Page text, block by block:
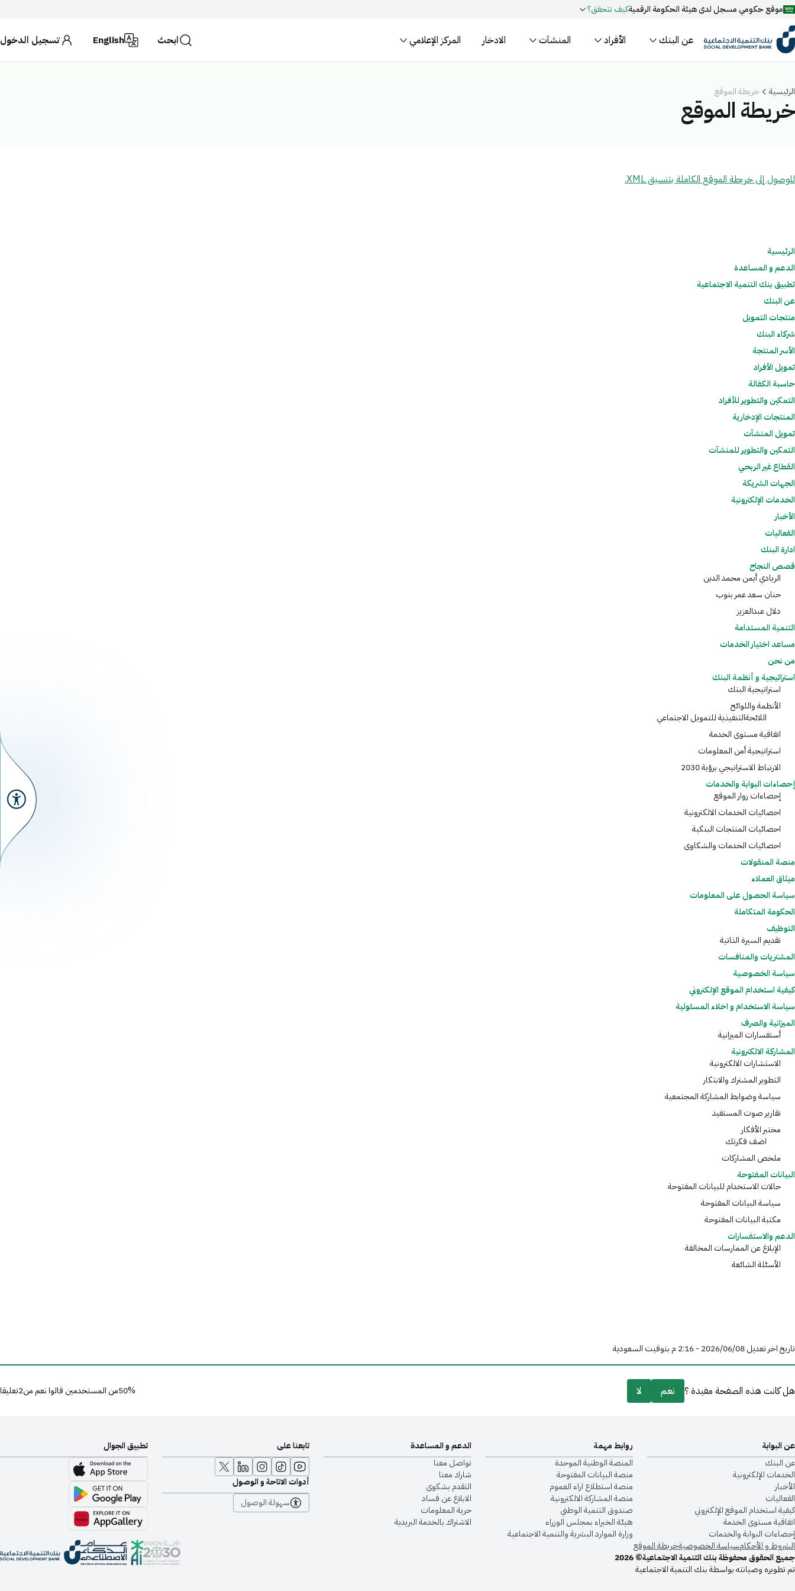
موقع حكومي مسجل لدى هيئة الحكومة الرقميةكيف تتحقق؟
روابط المواقع الالكترونية الرسمية السعودية تنتهي بـ المواقع الالكترونية الحكومية تستخدم بروتوكول HTTPSللتشفير و الأمان.
مسجل لدى هيئة الحكومة الرقمية برقم:
عن البنك الأفراد المنشآت الادخار المركز الإعلامي ابحث English تسجيل الدخول
الرئيسية خريطة الموقع
خريطة الموقع
للوصول إلى خريطة الموقع الكاملة بتنسيق XML.
الرئيسية
الدعم و المساعدة
تطبيق بنك التنمية الاجتماعية
عن البنك
منتجات التمويل
شركاء البنك
الأسر المنتجة
تمويل الأفراد
حاسبة الكفالة
التمكين والتطوير للأفراد
المنتجات الإدخارية
تمويل المنشآت
التمكين والتطوير للمنشآت
القطاع غير الربحي
الجهات الشريكة
الخدمات الإلكترونية
الأخبار
الفعاليات
ادارة البنك
قصص النجاح
الريادي أيمن محمد الدين
حنان سعد عمر بنوب
دلال عبدالعزيز
التنمية المستدامة
مساعد اختيار الخدمات
من نحن
استراتيجية و أنظمة البنك
استراتيجية البنك
الأنظمة واللوائح
اللائحةالتنفيذية للتمويل الاجتماعي
اتفاقية مستوى الخدمة
استراتيجية أمن المعلومات
الارتباط الاستراتيجي برؤية 2030
إحصاءات البوابة والخدمات
إحصاءات زوار الموقع
احصائيات الخدمات الالكترونية
احصائيات المنتجات البنكية
احصائيات الخدمات والشكاوى
منصة المنقولات
ميثاق العملاء
سياسة الحصول على المعلومات
الحكومة المتكاملة
التوظيف
تقديم السيرة الذاتية
المشتريات والمنافسات
سياسة الخصوصية
كيفية استخدام الموقع الإلكتروني
ﺳﻴﺎﺳﺔ الاستخدام و اﺧﻠﺎء اﻟﻤﺴﺌﻮﻟﻴﺔ
الميزانية والصرف
أستفسارات الميزانية
المشاركة الالكترونية
الاستشارات الالكترونية
التطوير المشترك والابتكار
سياسة وضوابط المشاركة المجتمعية
تقارير صوت المستفيد
مختبر الأفكار
اضف فكرتك
ملخص المشاركات
البيانات المفتوحة
حالات الاستخدام للبيانات المفتوحة
سياسة البيانات المفتوحة
مكتبة البيانات المفتوحة
الدعم والاستفسارات
الإبلاغ عن الممارسات المخالفة
الأسئلة الشائعة
تاريخ اخر تعديل 08‏/06‏/2026 - 2:16 م بتوقيت السعودية
هل كانت هذه الصفحة مفيدة ؟ نعم لا 50%من المستخدمين قالوا نعم من2تعليقا
عن البوابة
عن البنك
الخدمات الإلكترونية
الأخبار
الفعاليات
كيفية استخدام الموقع الإلكتروني
اتفاقية مستوى الخدمة
إحصاءات البوابة والخدمات
روابط مهمة
المنصة الوطنية الموحدة
منصة البيانات المفتوحة
منصة استطلاع اراء العموم
منصة المشاركة الالكترونية
صندوق التنمية الوطني
هيئة الخبراء بمجلس الوزراء
وزارة الموارد البشرية والتنمية الاجتماعية
الدعم و المساعدة
تواصل معنا
شارك معنا
التقدم بشكوى
الابلاغ عن فساد
حرية المعلومات
الاشتراك بالخدمة البريدية
تابعنا على
أدوات الاتاحة و الوصول
سهولة الوصول
تطبيق الجوال
الشروط و الأحكامسياسة الخصوصيةخريطة الموقع
جميع الحقوق محفوظة بنك التنمية الاجتماعية© 2026
تم تطويره وصيانته بواسطة بنك التنمية الاجتماعية